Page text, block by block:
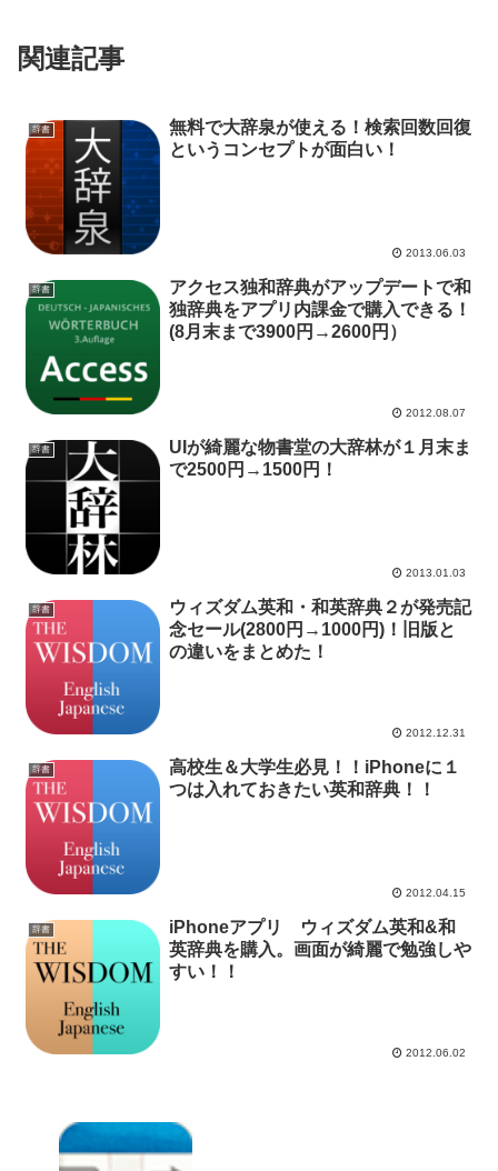
関連記事
辞書
無料で大辞泉が使える！検索回数回復
というコンセプトが面白い！
2013.06.03
辞書
アクセス独和辞典がアップデートで和
独辞典をアプリ内課金で購入できる！
(8月末まで3900円→2600円）
2012.08.07
辞書
UIが綺麗な物書堂の大辞林が１月末ま
で2500円→1500円！
2013.01.03
辞書
ウィズダム英和・和英辞典２が発売記
念セール(2800円→1000円)！旧版と
の違いをまとめた！
2012.12.31
辞書
高校生＆大学生必見！！iPhoneに１
つは入れておきたい英和辞典！！
2012.04.15
辞書
iPhoneアプリ ウィズダム英和&和
英辞典を購入。画面が綺麗で勉強しや
すい！！
2012.06.02